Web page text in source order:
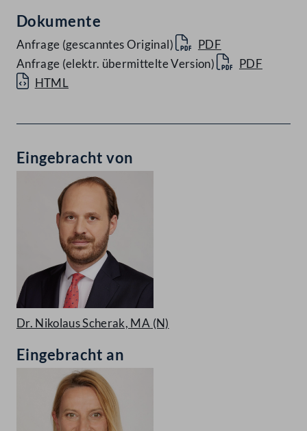
Dokumente
Anfrage (gescanntes Original)
PDF
Anfrage (elektr. übermittelte Version)
PDF
HTML
Eingebracht von
Dr. Nikolaus Scherak, MA (N)
Eingebracht an